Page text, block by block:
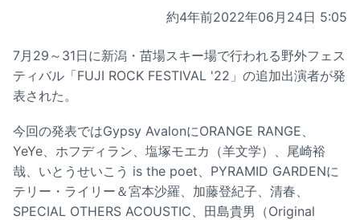
約4年前2022年06月24日 5:05
7月29～31日に新潟・苗場スキー場で行われる野外フェス
ティバル「FUJI ROCK FESTIVAL '22」の追加出演者が発
表された。
今回の発表ではGypsy AvalonにORANGE RANGE、
YeYe、ホフディラン、塩塚モエカ（羊文学）、尾崎裕
哉、いとうせいこう is the poet、PYRAMID GARDENに
テリー・ライリー＆宮本沙羅、加藤登紀子、清春、
SPECIAL OTHERS ACOUSTIC、田島貴男（Original